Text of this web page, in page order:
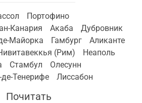
Портофино
Канария
Акаба
Дубровник
Майорка Гамбург
Аликанте
(Рим)
Неаполь
Стамбул
Олесунн
Тенерифе
Лиссабон
Почитать